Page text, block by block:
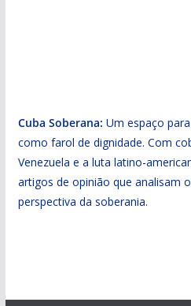
Cuba Soberana: Um espaço
como farol de dignidade. Com
Venezuela e a luta latino-
artigos de opinião que analisam
perspectiva da soberania.